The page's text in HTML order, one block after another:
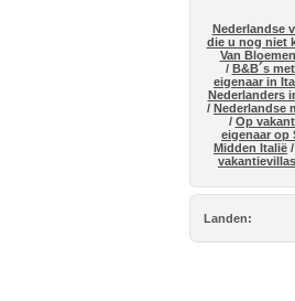
Nederlandse
die u nog niet
Van
/ B&B´s
eigenaar in
Nederlanders
/ Nederlandse
/ Op
eigenaar op
Midden Italië /
Landen: